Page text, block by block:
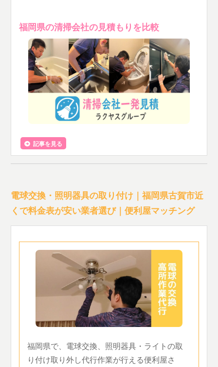
福岡県の清掃会社の見積もりを比較
記事を見る
電球交換・照明器具の取り付け｜福岡県古賀市近
くで料金表が安い業者選び｜便利屋マッチング
福岡県で、電球交換、照明器具・ライトの取
り付け取り外し代行作業が行える便利屋さ